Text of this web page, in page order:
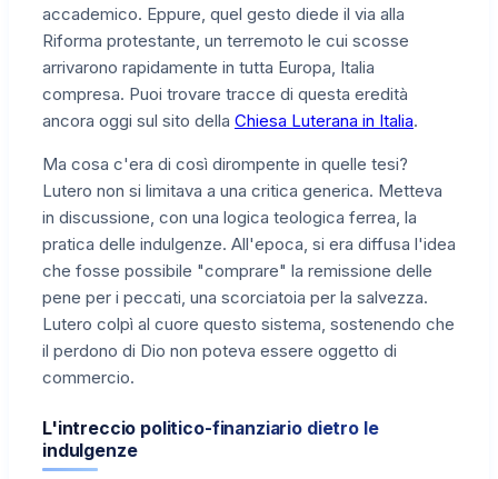
accademico. Eppure, quel gesto diede il via alla
Riforma protestante, un terremoto le cui scosse
arrivarono rapidamente in tutta Europa, Italia
compresa. Puoi trovare tracce di questa eredità
ancora oggi sul sito della Chiesa Luterana in Italia.
Ma cosa c'era di così dirompente in quelle tesi?
Lutero non si limitava a una critica generica. Metteva
in discussione, con una logica teologica ferrea, la
pratica delle indulgenze. All'epoca, si era diffusa l'idea
che fosse possibile "comprare" la remissione delle
pene per i peccati, una scorciatoia per la salvezza.
Lutero colpì al cuore questo sistema, sostenendo che
il perdono di Dio non poteva essere oggetto di
commercio.
L'intreccio politico-finanziario dietro le
indulgenze